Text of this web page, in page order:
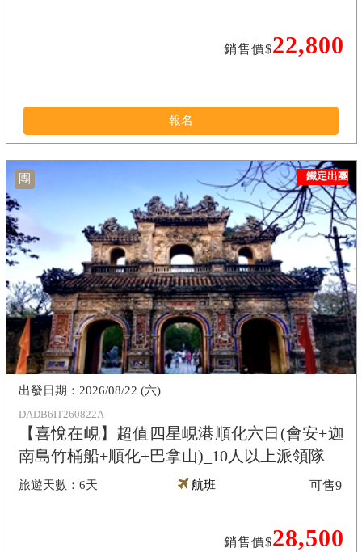
銷售價$22,800
報名
團
DADB6IT260822A
【喜悅在峴】超值四星峴港順化六日(會安+迦
南島竹桶船+順化+巴拿山)_10人以上派領隊
6天
2026/08/22 (六)
航班
銷售價$28,500
可售9
鐵定出團